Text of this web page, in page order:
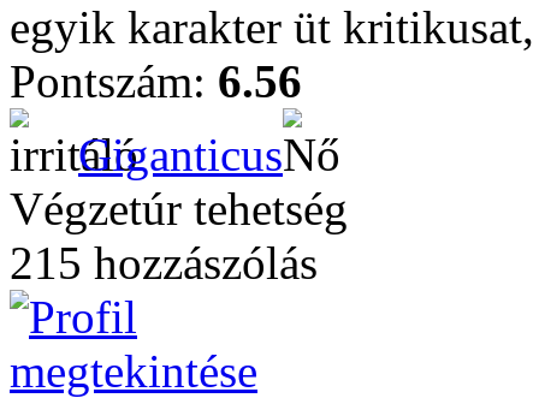
egyik karakter üt
Pontszám: 6.56
Giganticus
Végzetúr tehetség
215 hozzászólás